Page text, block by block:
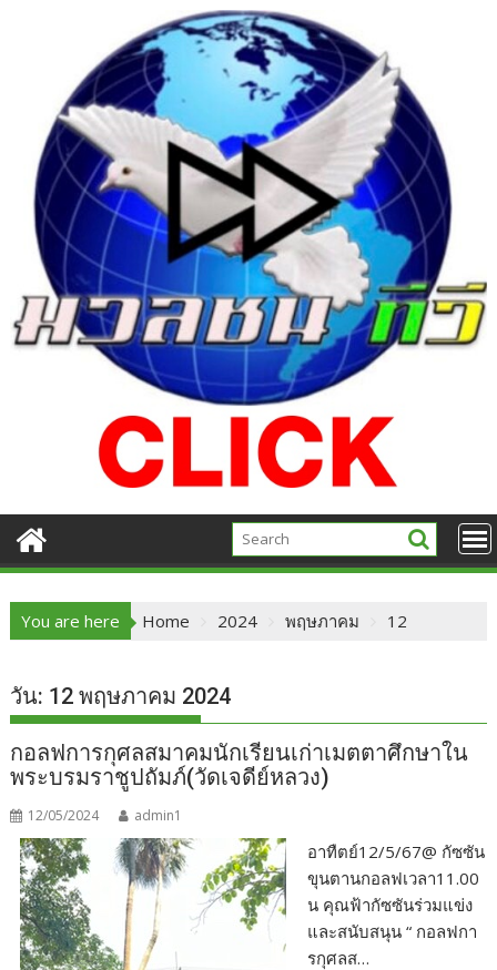
You are here Home 2024 พฤษภาคม 12
วัน: 12 พฤษภาคม 2024
กอลฟการกุศลสมาคมนักเรียนเก่าเมตตาศึกษาใน
พระบรมราชูปถัมภ์(วัดเจดีย์หลวง)
12/05/2024 admin1
อาทืตย์12/5/67@ กัซซัน
ขุนตานกอลฟเวลา11.00
น คุณฟ้ากัซซันร่วมแข่ง
และสนับสนุน “ กอลฟกา
รกุศลส…